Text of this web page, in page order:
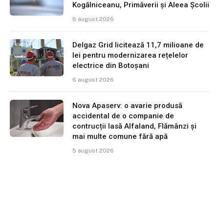
Kogălniceanu, Primăverii și Aleea Școlii
6 august 2026
Delgaz Grid licitează 11,7 milioane de
lei pentru modernizarea rețelelor
electrice din Botoșani
6 august 2026
Nova Apaserv: o avarie produsă
accidental de o companie de
contrucții lasă Alfaland, Flămânzi și
mai multe comune fără apă
5 august 2026